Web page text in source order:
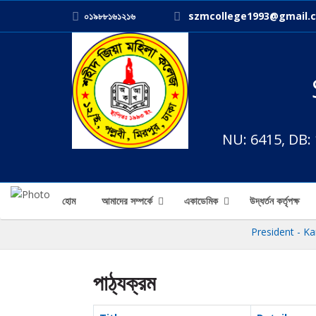
০১৯৮৮১৬১২১৬
NU: 6415,
হোম আমাদের সম্পর্কে একাডেমিক উদ্ধর্তন কর্তৃপক্ষ
President -
পাঠ্যক্রম